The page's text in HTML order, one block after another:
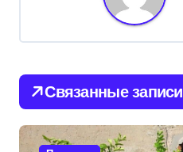
ц
и
я
Связанные записи